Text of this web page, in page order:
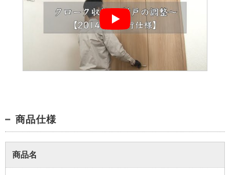
商品仕様
商品名
業者様向け商品とは
ない商品をご購入ください。